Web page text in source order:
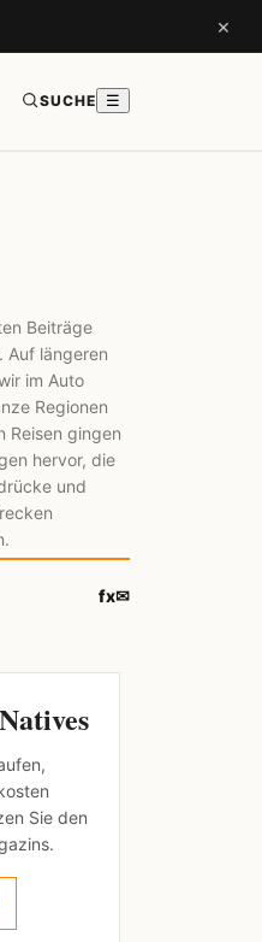
×
SUCHE ☰
Beiträge
Auf längeren
im Auto
Regionen
Reisen gingen
hervor, die
und
fx✉
Sie den